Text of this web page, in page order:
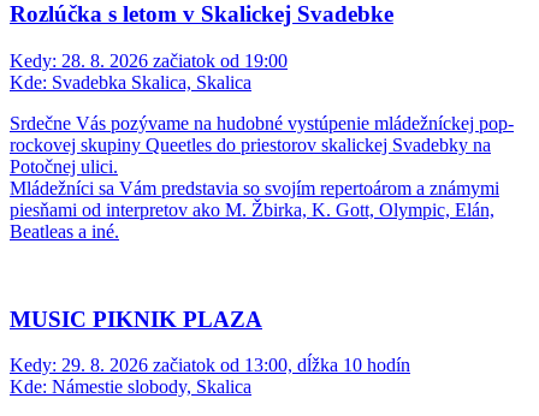
Rozlúčka s letom v Skalickej Svadebke
Kedy: 28. 8. 2026 začiatok od 19:00
Kde: Svadebka Skalica, Skalica
Srdečne Vás pozývame na hudobné vystúpenie mládežníckej pop-
rockovej skupiny Queetles do priestorov skalickej Svadebky na
Potočnej ulici.
Mládežníci sa Vám predstavia so svojím repertoárom a známymi
piesňami od interpretov ako M. Žbirka, K. Gott, Olympic, Elán,
Beatleas a iné.
MUSIC PIKNIK PLAZA
Kedy: 29. 8. 2026 začiatok od 13:00, dĺžka 10 hodín
Kde: Námestie slobody, Skalica